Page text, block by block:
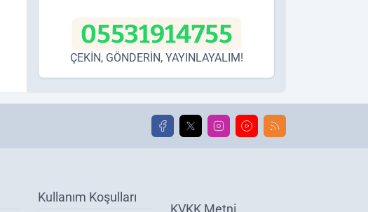
05531914755
ÇEKİN, GÖNDERİN, YAYINLAYALIM!
Kullanım Koşulları
KVKK Metni